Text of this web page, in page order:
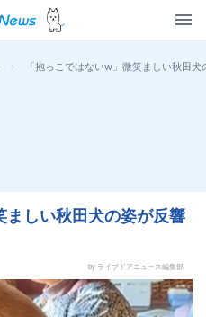
> 「抱っこではないw」微笑ましい秋田
ましい秋田犬の姿が反響
by ライブドアニュース編集部